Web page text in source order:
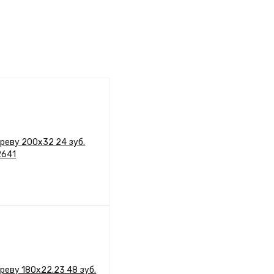
200х32 24 зуб.
180х22.23 48 зуб.